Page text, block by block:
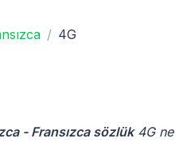
4G
- Fransızca sözlük4G ne